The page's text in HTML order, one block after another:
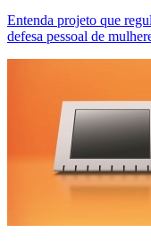
Entenda projeto que
defesa pessoal de